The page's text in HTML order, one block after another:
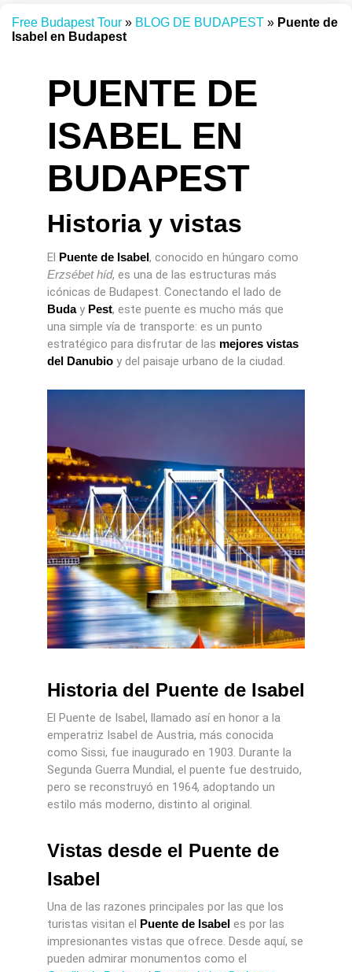
Free Budapest Tour » BLOG DE BUDAPEST » Puente de
Isabel en Budapest
PUENTE DE
ISABEL EN
BUDAPEST
Historia y vistas
El Puente de Isabel, conocido en húngaro como
Erzsébet híd, es una de las estructuras más
icónicas de Budapest. Conectando el lado de
Buday Pest, este puente es mucho más que
una simple vía de transporte: es un punto
estratégico para disfrutar de las mejores vistas
del Danubioy del paisaje urbano de la ciudad.
Historia del Puente de Isabel
El Puente de Isabel, llamado así en honor a la
emperatriz Isabel de Austria, más conocida
como Sissi, fue inaugurado en 1903. Durante la
Segunda Guerra Mundial, el puente fue destruido,
pero se reconstruyó en 1964, adoptando un
estilo más moderno, distinto al original.
Vistas desde el Puente de
Isabel
Una de las razones principales por las que los
turistas visitan el Puente de Isabeles por las
impresionantes vistas que ofrece. Desde aquí, se
pueden admirar monumentos como el